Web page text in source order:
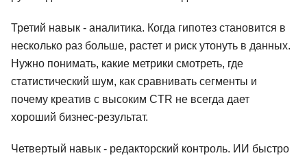
Третий навык - аналитика. Когда гипотез становится в
несколько раз больше, растет и риск утонуть в данных.
Нужно понимать, какие метрики смотреть, где
статистический шум, как сравнивать сегменты и
почему креатив с высоким CTR не всегда дает
хороший бизнес-результат.
Четвертый навык - редакторский контроль. ИИ быстро